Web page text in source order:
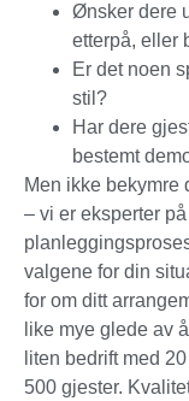
Ønsker dere
etterpå, eller
Er det noen
stil?
Har dere
bestemt
Men ikke bekymre
– vi er eksperter
valgene for din
for om ditt
like mye glede av
liten bedrift med
500 gjester.